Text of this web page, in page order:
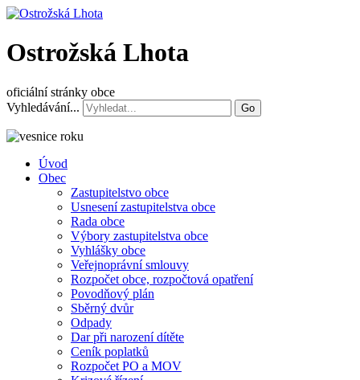
Ostrožská Lhota
oficiální stránky obce
Vyhledávání...
Go
Úvod
Obec
Zastupitelstvo obce
Usnesení zastupitelstva obce
Rada obce
Výbory zastupitelstva obce
Vyhlášky obce
Veřejnoprávní smlouvy
Rozpočet obce, rozpočtová opatření
Povodňový plán
Sběrný dvůr
Odpady
Dar při narození dítěte
Ceník poplatků
Rozpočet PO a MOV